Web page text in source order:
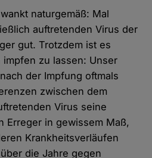
naturgemäß: Mal
auftretenden Virus der
gut. Trotzdem ist es
zu lassen: Unser
der Impfung oftmals
zwischen dem
Virus seine
Erreger in gewissem Maß,
Krankheitsverläufen
die Jahre gegen